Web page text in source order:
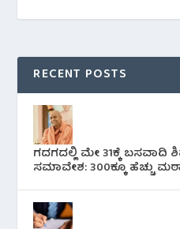
RECENT POSTS
ಗದಗದಲ್ಲಿ ಮೇ 31ಕ್ಕೆ
ಸಮಾವೇಶ: 300ಕ್ಕೂ ಹೆಚ್ಚು